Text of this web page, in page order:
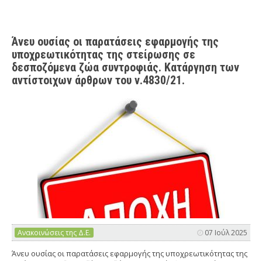
Άνευ ουσίας οι παρατάσεις εφαρμογής της
υποχρεωτικότητας της στείρωσης σε
δεσποζόμενα ζώα συντροφιάς. Κατάργηση των
αντίστοιχων άρθρων του ν.4830/21.
Ανακοινώσεις της Δ.Ε. 07 Ιούλ 2025
Άνευ ουσίας οι παρατάσεις εφαρμογής της υποχρεωτικότητας της